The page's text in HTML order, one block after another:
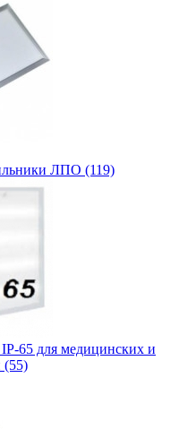
ЛПО (119)
65 для медицинских и
(55)